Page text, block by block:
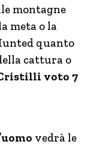
montagne
meta o la
quanto
cattura o
voto 7
vedrà le